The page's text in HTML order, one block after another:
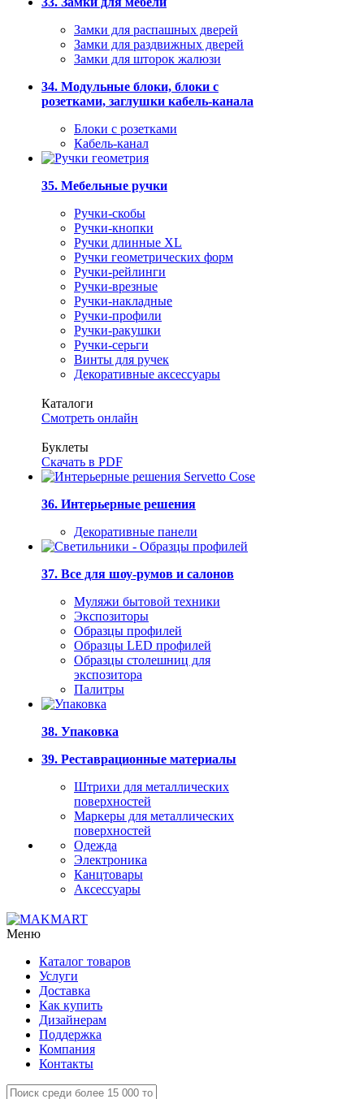
Замки для распашных дверей
Замки для раздвижных дверей
Замки для шторок жалюзи
34. Модульные блоки, блоки с
розетками, заглушки кабель-канала
Блоки с розетками
Кабель-канал
35. Мебельные ручки
Ручки-скобы
Ручки-кнопки
Ручки длинные XL
Ручки геометрических форм
Ручки-рейлинги
Ручки-врезные
Ручки-накладные
Ручки-профили
Ручки-ракушки
Ручки-серьги
Винты для ручек
Декоративные аксессуары
Каталоги
Смотреть онлайн
Буклеты
Скачать в PDF
36. Интерьерные решения
Декоративные панели
37. Все для шоу-румов и салонов
Муляжи бытовой техники
Экспозиторы
Образцы профилей
Образцы LED профилей
Образцы столешниц для
экспозитора
Палитры
38. Упаковка
39. Реставрационные материалы
Штрихи для металлических
поверхностей
Маркеры для металлических
поверхностей
Одежда
Электроника
Канцтовары
Аксессуары
Меню
Каталог товаров
Услуги
Доставка
Как купить
Дизайнерам
Поддержка
Компания
Контакты